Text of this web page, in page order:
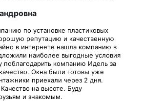
по установке пластиковых
репутацию и качественную
в интернете нашла компанию в
наиболее выгодные условия
поблагодарить компанию Идель за
Окна были готовы уже
приехали через 2 дня.
на высоте. Буду
и знакомым.